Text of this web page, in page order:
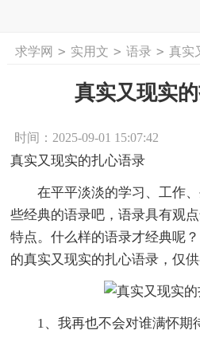
首页 工作计划 活
求学网 > 实用文 > 语录 > 真实
真实又现实
时间：2025-09-01 15:07:42
真实又现实的扎心语录
在平平淡淡的学习、工作、
些经典的语录吧，语录具有观
特点。什么样的语录才经典呢
的真实又现实的扎心语录，仅
1、我再也不会对谁满怀期